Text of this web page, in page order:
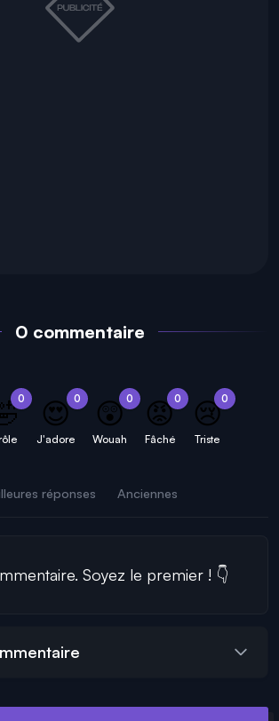
0 commentaire
0 0
😍
J'adore
0
😲
Wouah
0
😡
Fâché
0
😢
Triste
réponses Anciennes
Soyez le premier ! 👇